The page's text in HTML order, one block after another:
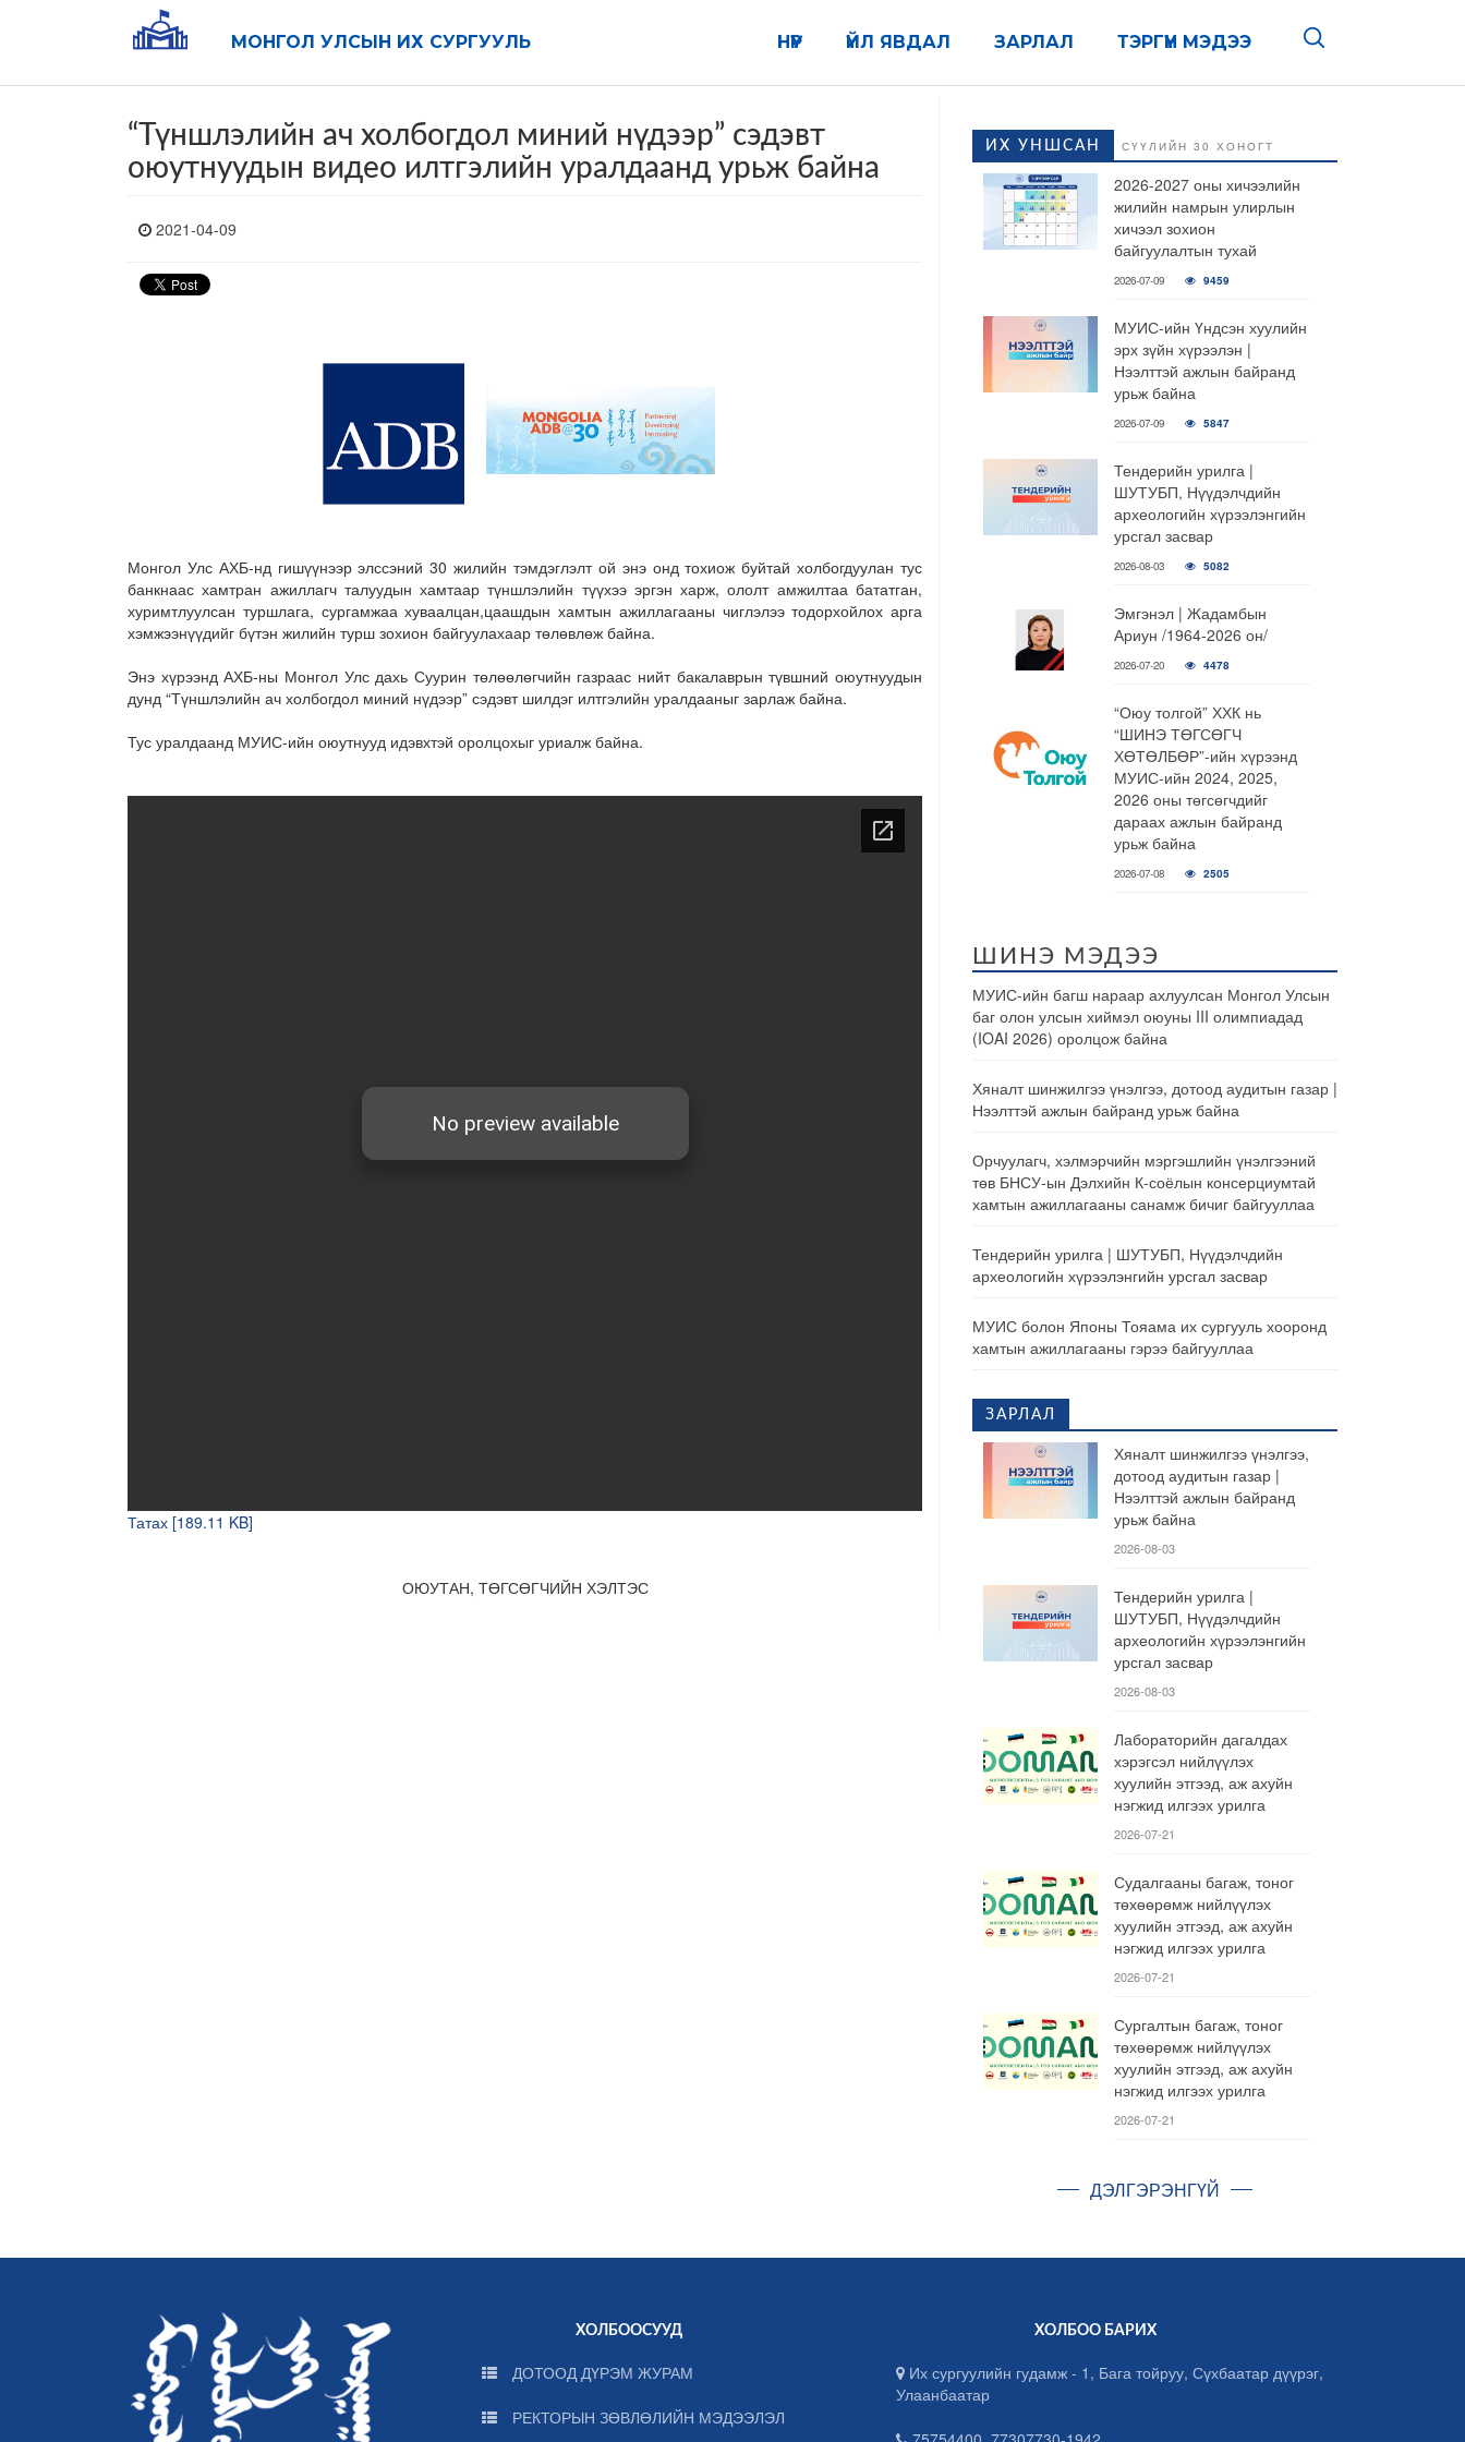
МОНГОЛ УЛСЫН ИХ СУРГУУЛЬ ТЭРГҮҮН МЭДЭЭ
ЗАРЛАЛ
ҮЙЛ ЯВДАЛ
НҮҮР
“Түншлэлийн ач холбогдол миний нүдээр” сэдэвт
оюутнуудын видео илтгэлийн уралдаанд урьж байна
2021-04-09
Монгол Улс АХБ-нд гишүүнээр элссэний 30 жилийн тэмдэглэлт ой энэ онд тохиож буйтай холбогдуулан тус
банкнаас хамтран ажиллагч талуудын хамтаар түншлэлийн түүхээ эргэн харж, ололт амжилтаа бататган,
хуримтлуулсан туршлага, сургамжаа хуваалцан,цаашдын хамтын ажиллагааны чиглэлээ тодорхойлох арга
хэмжээнүүдийг бүтэн жилийн турш зохион байгуулахаар төлөвлөж байна.
Энэ хүрээнд АХБ-ны Монгол Улс дахь Суурин төлөөлөгчийн газраас нийт бакалаврын түвшний оюутнуудын
дунд “Түншлэлийн ач холбогдол миний нүдээр” сэдэвт шилдэг илтгэлийн уралдааныг зарлаж байна.
Тус уралдаанд МУИС-ийн оюутнууд идэвхтэй оролцохыг уриалж байна.
Татах [189.11 KB]
ОЮУТАН, ТӨГСӨГЧИЙН ХЭЛТЭС
ИХ УНШСАН СҮҮЛИЙН 30 ХОНОГТ
2026-2027 оны хичээлийн
жилийн намрын улирлын
хичээл зохион
байгуулалтын тухай
2026-07-09 9459
МУИС-ийн Үндсэн хуулийн
эрх зүйн хүрээлэн |
Нээлттэй ажлын байранд
урьж байна
2026-07-09 5847
Тендерийн урилга |
ШУТУБП, Нүүдэлчдийн
археологийн хүрээлэнгийн
урсгал засвар
2026-08-03 5082
Эмгэнэл | Жадамбын
Ариун /1964-2026 он/
2026-07-20 4478
“Оюу толгой” ХХК нь
“ШИНЭ ТӨГСӨГЧ
ХӨТӨЛБӨР”-ийн хүрээнд
МУИС-ийн 2024, 2025,
2026 оны төгсөгчдийг
дараах ажлын байранд
урьж байна
2026-07-08 2505
ШИНЭ МЭДЭЭ
МУИС-ийн багш нараар ахлуулсан Монгол Улсын
баг олон улсын хиймэл оюуны III олимпиадад
(IOAI 2026) оролцож байна
Хяналт шинжилгээ үнэлгээ, дотоод аудитын газар |
Нээлттэй ажлын байранд урьж байна
Орчуулагч, хэлмэрчийн мэргэшлийн үнэлгээний
төв БНСУ-ын Дэлхийн К-соёлын консерциумтай
хамтын ажиллагааны санамж бичиг байгууллаа
Тендерийн урилга | ШУТУБП, Нүүдэлчдийн
археологийн хүрээлэнгийн урсгал засвар
МУИС болон Японы Тояама их сургууль хооронд
хамтын ажиллагааны гэрээ байгууллаа
ЗАРЛАЛ
Хяналт шинжилгээ үнэлгээ,
дотоод аудитын газар |
Нээлттэй ажлын байранд
урьж байна
2026-08-03
Тендерийн урилга |
ШУТУБП, Нүүдэлчдийн
археологийн хүрээлэнгийн
урсгал засвар
2026-08-03
Лабораторийн дагалдах
хэрэгсэл нийлүүлэх
хуулийн этгээд, аж ахуйн
нэгжид илгээх урилга
2026-07-21
Судалгааны багаж, тоног
төхөөрөмж нийлүүлэх
хуулийн этгээд, аж ахуйн
нэгжид илгээх урилга
2026-07-21
Сургалтын багаж, тоног
төхөөрөмж нийлүүлэх
хуулийн этгээд, аж ахуйн
нэгжид илгээх урилга
2026-07-21
ДЭЛГЭРЭНГҮЙ
ХОЛБООСУУД
ДОТООД ДҮРЭМ ЖУРАМ
РЕКТОРЫН ЗӨВЛӨЛИЙН МЭДЭЭЛЭЛ
ХОЛБОО БАРИХ
Их сургуулийн гудамж - 1, Бага тойруу, Сүхбаатар дүүрэг,
Улаанбаатар